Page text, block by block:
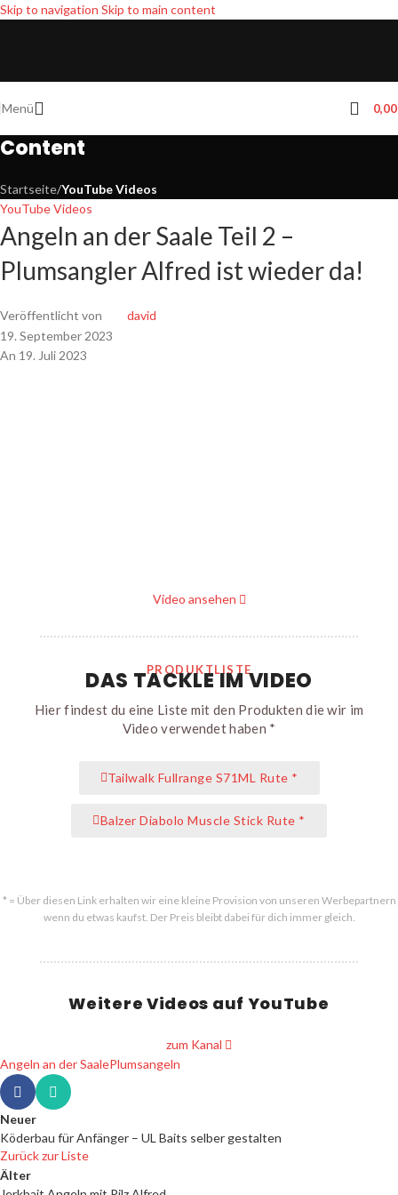
Skip to navigation Skip to main content
Menü
Content
Startseite/YouTube Videos
YouTube Videos
Angeln an der Saale Teil 2 –
Plumsangler Alfred ist wieder da!
Veröffentlicht von
david
19. September 2023
An 19. Juli 2023
Video ansehen
PRODUKTLISTE
DAS TACKLE IM VIDEO
Hier findest du eine Liste mit den Produkten die wir im
Video verwendet haben *
Tailwalk Fullrange S71ML Rute *
Balzer Diabolo Muscle Stick Rute *
* = Über diesen Link erhalten wir eine kleine Provision von unseren Werbepartnern
wenn du etwas kaufst. Der Preis bleibt dabei für dich immer gleich.
Weitere Videos auf YouTube
zum Kanal
Angeln an der SaalePlumsangeln
Neuer
Köderbau für Anfänger – UL Baits selber gestalten
Zurück zur Liste
Älter